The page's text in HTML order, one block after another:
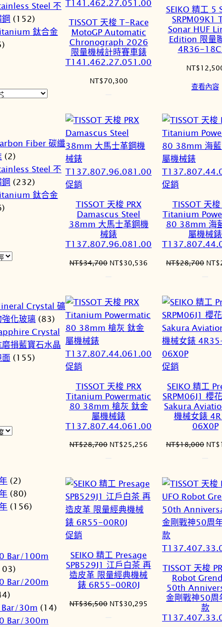
Steel 不
(152)
鈦合金
Fiber 碳纖
(2)
Steel 不
(232)
鈦合金
Crystal 礦
強化玻璃 (83)
Crystal
磨損藍寶石水晶
(155)
(2)
(80)
(156)
Bar/100m
Bar/200m
30m (14)
Bar/300m
TISSOT 天梭 T-Race
MotoGP Automatic
Chronograph 2026
限量機械計時賽車錶
T141.462.27.051.00
NT$70,300
SEIKO 精工 5
SRPM09K1
Sonar HUF
Edition 限量
4R36-
NT$
查看內容
促銷
商
品
TISSOT 天梭 PRX
Damascus Steel
38mm 大馬士革鋼機
械錶
T137.807.96.081.00
NT$34,700 原
NT$34,700。
NT$30,536
NT$30,536。
促銷
商
品
TISSOT 天梭
Titanium
80 38mm 海
屬機械錶
NT$28,700 原
NT$
促銷
商
品
TISSOT 天梭 PRX
Titanium Powermatic
80 38mm 槍灰 鈦金
屬機械錶
T137.807.44.061.00
NT$28,700 原
NT$28,700。
NT$25,256
NT$25,256。
促銷
商
品
SEIKO 精工
SRPM06J1 櫻
Sakura
機械女錶
06X0P
NT$18,000 原
NT$
促銷
商
品
SEIKO 精工 Presage
SPB529J1 江戶白茶 再
造皮革 限量經典機械
錶 6R55-00R0J
NT$36,500 原
NT$30,295
TISSOT 天梭
Robot
50th
金剛戰神50周
款